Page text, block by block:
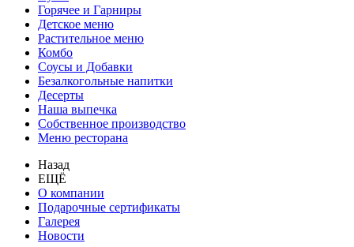
Горячее и Гарниры
Детское меню
Растительное меню
Комбо
Соусы и Добавки
Безалкогольные напитки
Десерты
Наша выпечка
Собственное производство
Меню ресторана
Назад
ЕЩЁ
О компании
Подарочные сертификаты
Галерея
Новости